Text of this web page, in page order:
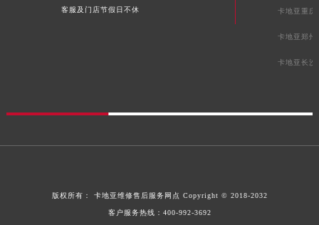
客服及门店节假日不休
卡地亚重庆
卡地亚郑州
卡地亚长沙
版权所有： 卡地亚维修售后服务网点 Copyright © 2018-2032
客户服务热线： 400-992-3692